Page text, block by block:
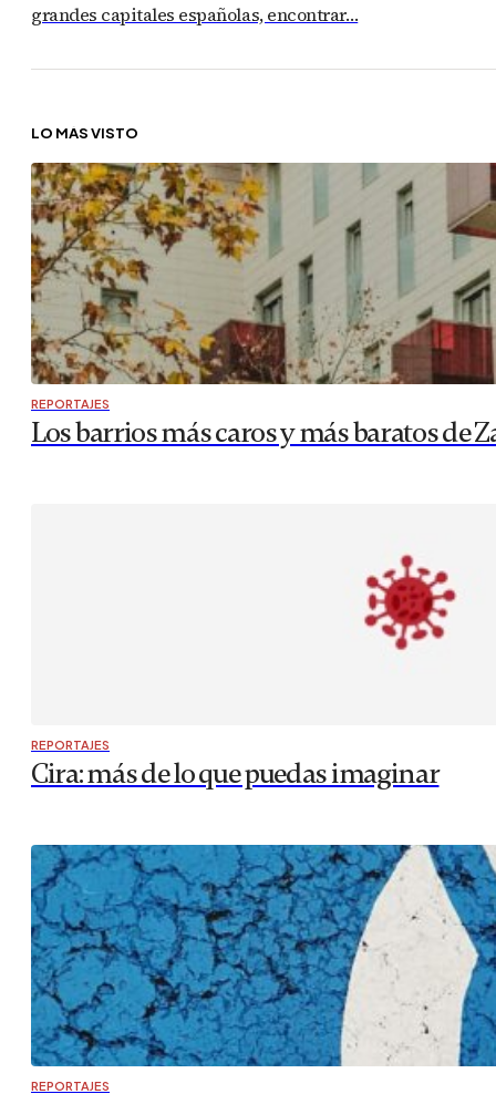
grandes capitales españolas, encontrar…
LO MÁS VISTO
REPORTAJES
Los barrios más caros y más baratos de
REPORTAJES
Cira: más de lo que puedas imaginar
REPORTAJES